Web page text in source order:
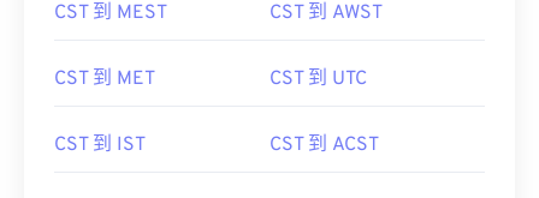
CST 到 MEST CST 到 AWST
CST 到 MET CST 到 UTC
CST 到 IST CST 到 ACST